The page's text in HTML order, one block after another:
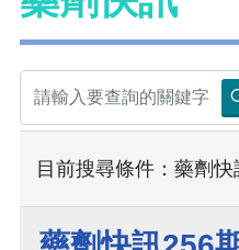
目前搜尋條件：藥劑快